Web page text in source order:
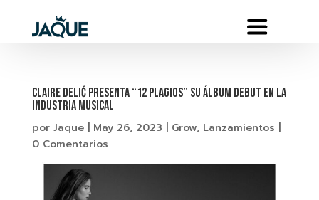
Claire Delić Presenta “12 Plagios” su álbum debut en la
industria musical
por Jaque| May 26, 2023 Grow, Lanzamientos
0 Comentarios